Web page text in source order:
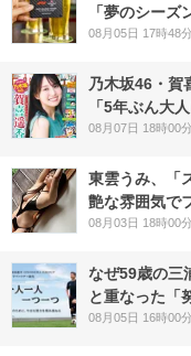
「夢のシーズ
08月05日 17時48分
乃木坂46・賀
「5年ぶん大
08月07日 18時00分
東雲うみ、「
艶な雰囲気で
08月03日 18時00分
なぜ59歳の
と重なった「
08月05日 16時00分